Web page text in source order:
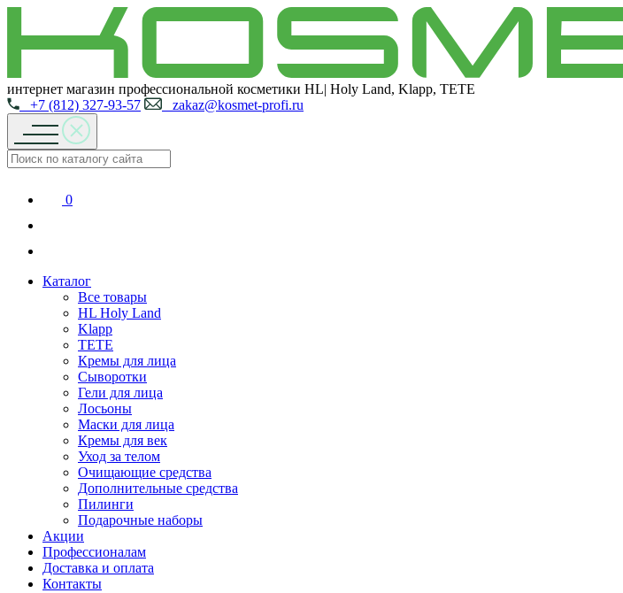
интернет магазин профессиональной косметики HL| Holy Land, Klapp, TETE
+7 (812) 327-93-57
zakaz@kosmet-profi.ru
0
Каталог
Все товары
HL Holy Land
Klapp
TETE
Кремы для лица
Сыворотки
Гели для лица
Лосьоны
Маски для лица
Кремы для век
Уход за телом
Очищающие средства
Дополнительные средства
Пилинги
Подарочные наборы
Акции
Профессионалам
Доставка и оплата
Контакты